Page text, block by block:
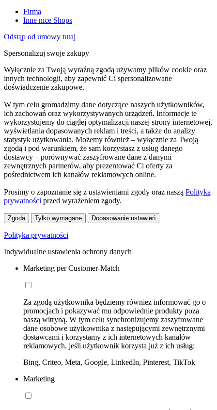
Firma
Inne nice Shops
Odstąp od umowy tutaj
Spersonalizuj swoje zakupy
Wyłącznie za Twoją wyraźną zgodą używamy plików cookie oraz
innych technologii, aby zapewnić Ci spersonalizowane
doświadczenie zakupowe.
W tym celu gromadzimy dane dotyczące naszych użytkowników,
ich zachowań oraz wykorzystywanych urządzeń. Informacje te
wykorzystujemy do ciągłej optymalizacji naszej strony internetowej,
wyświetlania dopasowanych reklam i treści, a także do analizy
statystyk użytkowania. Możemy również – wyłącznie za Twoją
zgodą i pod warunkiem, że sam korzystasz z usług danego
dostawcy – porównywać zaszyfrowane dane z danymi
zewnętrznych partnerów, aby prezentować Ci oferty za
pośrednictwem ich kanałów reklamowych online.
Prosimy o zapoznanie się z ustawieniami zgody oraz naszą Polityką
prywatności przed wyrażeniem zgody.
Zgoda Tylko wymagane Dopasowanie ustawień
Polityka prywatności
Indywidualne ustawienia ochrony danych
Marketing per Customer-Match
Za zgodą użytkownika będziemy również informować go o
promocjach i pokazywać mu odpowiednie produkty poza
naszą witryną. W tym celu synchronizujemy zaszyfrowane
dane osobowe użytkownika z następującymi zewnętrznymi
dostawcami i korzystamy z ich internetowych kanałów
reklamowych, jeśli użytkownik korzysta już z ich usług:
Bing, Criteo, Meta, Google, LinkedIn, Pinterest, TikTok
Marketing